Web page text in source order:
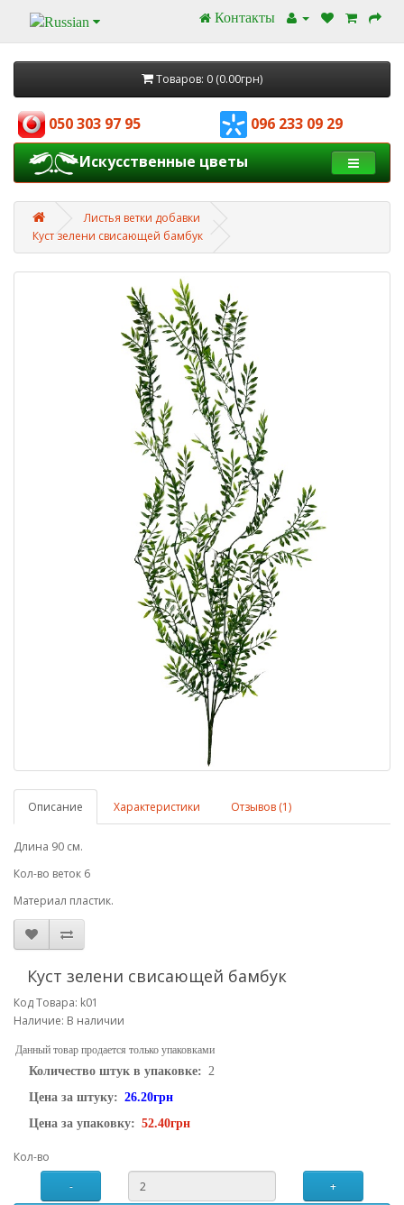
Контакты
Товаров: 0 (0.00грн)
050 303 97 95
096 233 09 29
Искусственные цветы
Листья ветки добавки
Куст зелени свисающей бамбук
Описание Характеристики Отзывов (1)
Длина 90 см.
Кол-во веток 6
Материал пластик.
Куст зелени свисающей бамбук
Код Товара: k01
Наличие: В наличии
Данный товар продается только упаковками
Количество штук в упаковке: 2
Цена за штуку: 26.20грн
Цена за упаковку: 52.40грн
Кол-во
-
+